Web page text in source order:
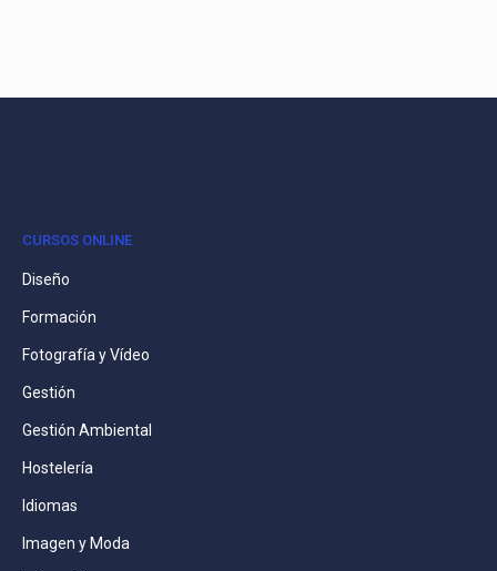
CURSOS ONLINE
Diseño
Formación
Fotografía y Vídeo
Gestión
Gestión Ambiental
Hostelería
Idiomas
Imagen y Moda